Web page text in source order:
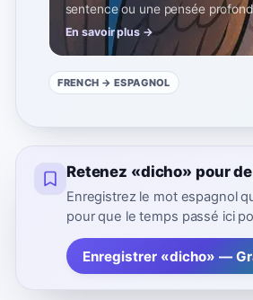
sentence ou une pensée
En savoir plus →
FRENCH → ESPAGNOL
Retenez «dicho» pour
Enregistrez le mot espagnol
pour que le temps passé ici
Enregistrer «dicho» —